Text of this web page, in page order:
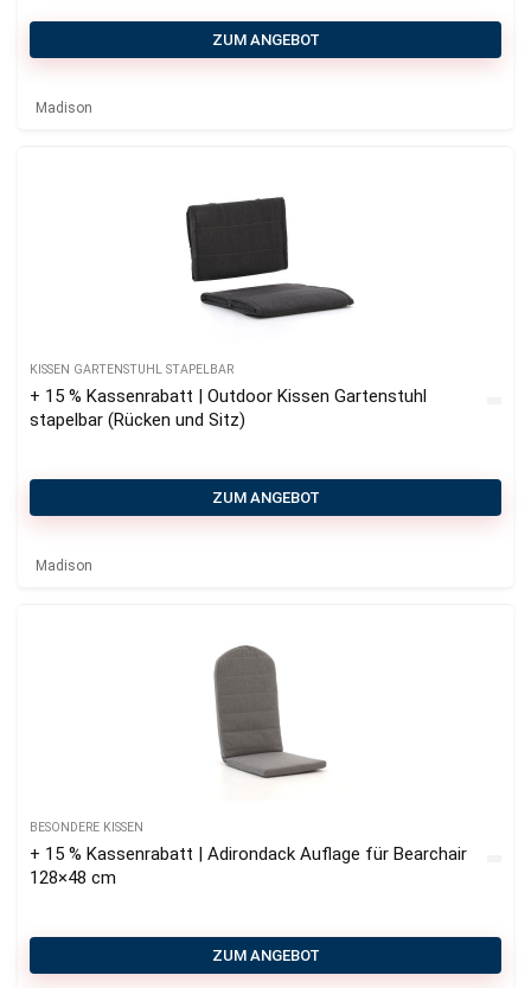
ZUM ANGEBOT
Madison
KISSEN GARTENSTUHL STAPELBAR
+ 15 % Kassenrabatt | Outdoor Kissen Gartenstuhl
stapelbar (Rücken und Sitz)
ZUM ANGEBOT
Madison
BESONDERE KISSEN
+ 15 % Kassenrabatt | Adirondack Auflage für Bearchair
128×48 cm
ZUM ANGEBOT